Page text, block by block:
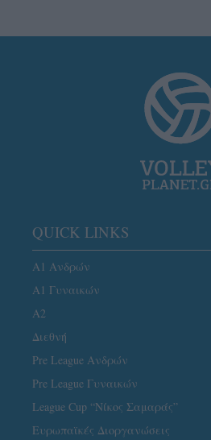
QUICK LINKS
Α1 Ανδρών
Α1 Γυναικών
A2
Διεθνή
Pre League Ανδρών
Pre League Γυναικών
League Cup “Νίκος Σαμαράς”
Ευρωπαϊκές Διοργανώσεις